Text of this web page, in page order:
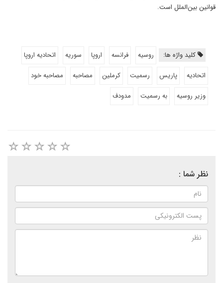
قوانین بین‌الملل است.
کلید واژه ها: روسیه فرانسه اروپا سوریه
اتحادیه اروپا
اتحادیه
پاریس رسمیت کرملین مصاحبه
مصاحبه خود
وزیر روسیه
به رسمیت مدودف
نظر شما :